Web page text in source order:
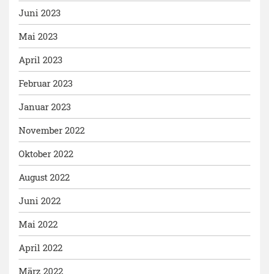
Juni 2023
Mai 2023
April 2023
Februar 2023
Januar 2023
November 2022
Oktober 2022
August 2022
Juni 2022
Mai 2022
April 2022
März 2022